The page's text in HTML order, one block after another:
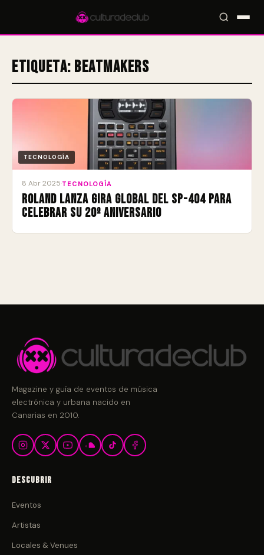
Accesos rápidos: 🎪 Eventos🎤 Artistas📍 Locales📰 Magazine
Etiqueta: beatmakers
TECNOLOGÍA
8 Abr 2025 TECNOLOGÍA
Roland lanza gira global del SP-404 para
celebrar su 20º aniversario
Magazine y guía de eventos de música
electrónica y urbana nacido en
Canarias en 2010.
Descubrir
Eventos
Artistas
Locales & Venues